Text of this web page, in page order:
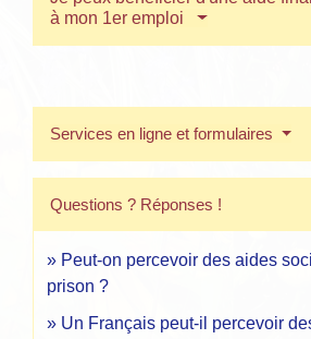
à mon 1er emploi
Services en ligne et formulaires
Questions ? Réponses !
Peut-on percevoir des aides
prison ?
Un Français peut-il percevoir